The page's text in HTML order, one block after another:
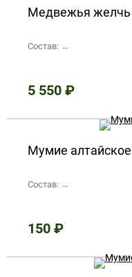
Медвежья желчь
Состав: 1 капсула
5 550 ₽
Мумие алтайское
Состав: натуральное
150 ₽